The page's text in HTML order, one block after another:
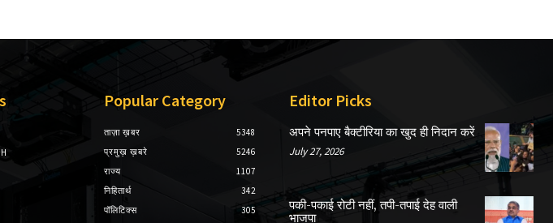
Popular Category
ताज़ा ख़बर
5348
प्रमुख़ ख़बरे
5246
राज्य
1107
निहितार्थ
342
पॉलिटिक्स
305
Editor Picks
अपने पनपाए बैक्टीरिया का खुद ही निदान करें
July 27, 2026
पकी-पकाई रोटी नहीं, तपी-तपाई देह वाली
भाजपा